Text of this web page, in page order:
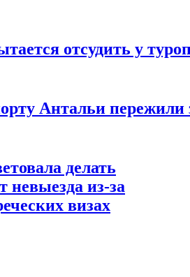
отсудить у
Антальи
делать
невыезда из-за
визах